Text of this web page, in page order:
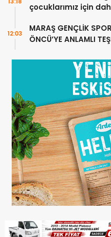
çocuklarımız için
MARAŞ GENÇLİK
ÖNCÜ’YE ANLAMLI
12:03